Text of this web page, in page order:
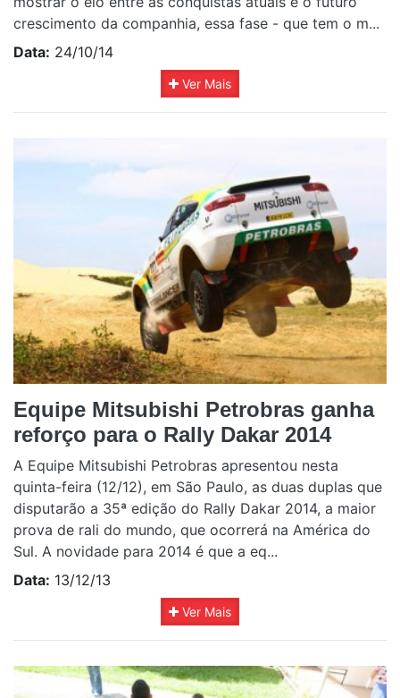
crescimento da companhia, essa fase - que tem o m...
Data: 24/10/14
Ver Mais
Equipe Mitsubishi Petrobras ganha
reforço para o Rally Dakar 2014
A Equipe Mitsubishi Petrobras apresentou nesta
quinta-feira (12/12), em São Paulo, as duas duplas que
disputarão a 35ª edição do Rally Dakar 2014, a maior
prova de rali do mundo, que ocorrerá na América do
Sul. A novidade para 2014 é que a eq...
Data: 13/12/13
Ver Mais